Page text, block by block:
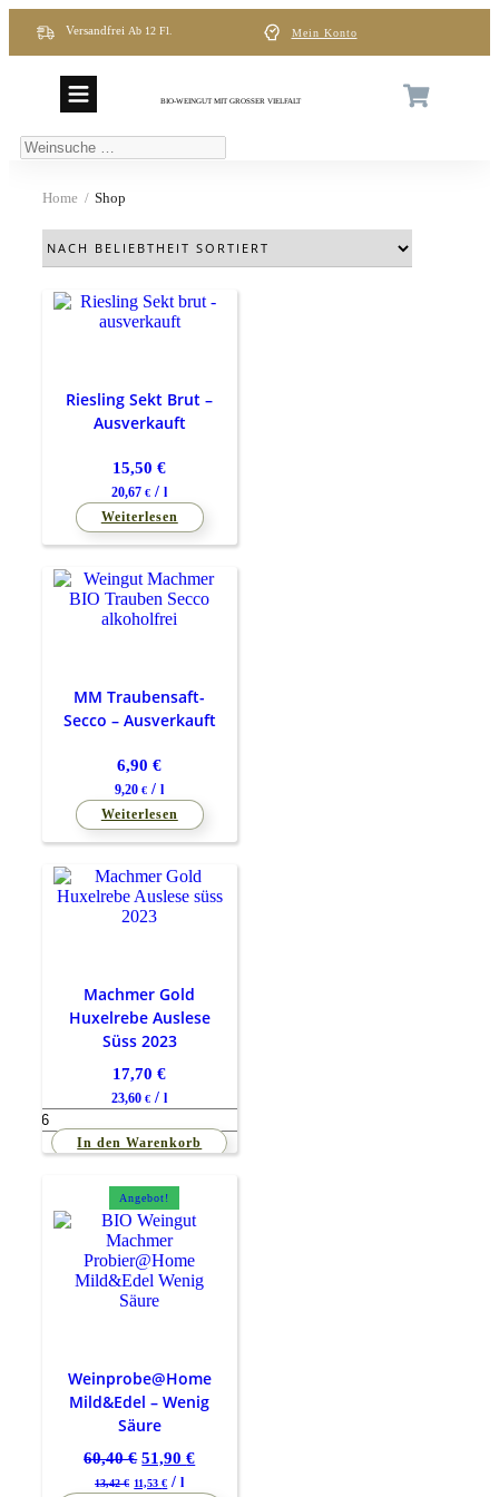
Versandfrei Ab 12 Fl. Mein Konto
BIO-WEINGUT MIT GROSSER VIELFALT
Weinsuche
…
Home / Shop
Riesling Sekt Brut –
Ausverkauft
15,50€
20,67€ /l
Weiterlesen
MM Traubensaft-
Secco – Ausverkauft
6,90€
9,20€ /l
Weiterlesen
Machmer Gold
Huxelrebe Auslese
Süss 2023
17,70€
23,60€ /l
Menge
In den Warenkorb
Angebot!
Weinprobe@Home
Mild&Edel – Wenig
Säure
60,40€ Ursprünglicher
Preis
51,90€Aktueller
13,42€ 11,53€ /l